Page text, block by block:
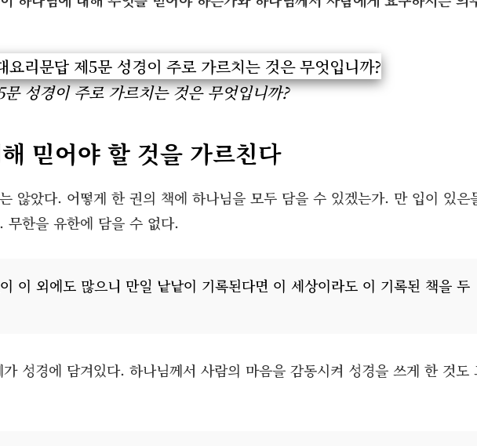
성경이 주로 가르치는 것은 무엇입니까?
믿어야 할 것을 가르친다
않았다. 어떻게 한 권의 책에 하나님을 모두 담을 수 있겠는가. 만 입이 있은
무한을 유한에 담을 수 없다.
이 외에도 많으니 만일 낱낱이 기록된다면 이 세상이라도 이 기록된 책을 두
성경에 담겨있다. 하나님께서 사람의 마음을 감동시켜 성경을 쓰게 한 것도